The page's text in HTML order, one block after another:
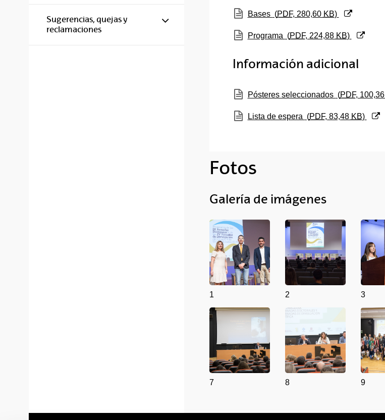
Sugerencias, quejas y
reclamaciones
Mostrar/ocultar subpáginas
(Abre una nueva ventana)
Bases (PDF, 280,60 KB)
(Abre una nueva ventana)
Programa (PDF, 224,88 KB)
Información adicional
(Abre una nueva ventana)
Pósteres seleccionados (PDF, 100,36
(Abre una nueva ventana)
Lista de espera (PDF, 83,48 KB)
Fotos
Galería de imágenes
1 2 3
7 8 9